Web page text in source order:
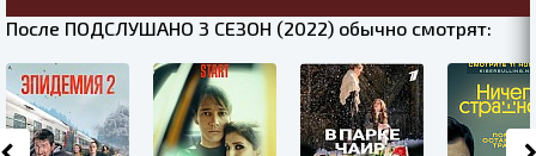
После ПОДСЛУШАНО 3 СЕЗОН (2022) обычно смотрят: